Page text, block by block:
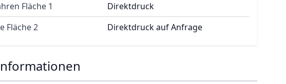
Fläche 1
Direktdruck
Fläche 2
Direktdruck auf Anfrage